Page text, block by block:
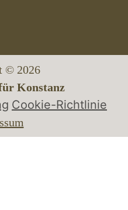
© 2026
Konstanz
Cookie-Richtlinie